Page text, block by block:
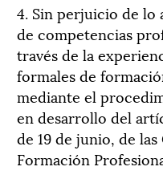
4. Sin perjuicio de
de competencias
través de la
formales de
mediante el
en desarrollo del
de 19 de junio, de
Formación